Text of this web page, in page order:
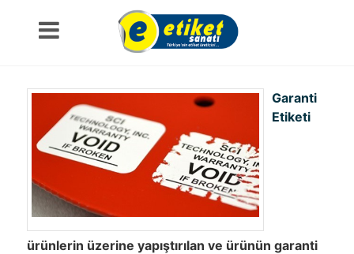
Garanti
Etiketi
ürünlerin üzerine yapıştırılan ve ürünün garanti